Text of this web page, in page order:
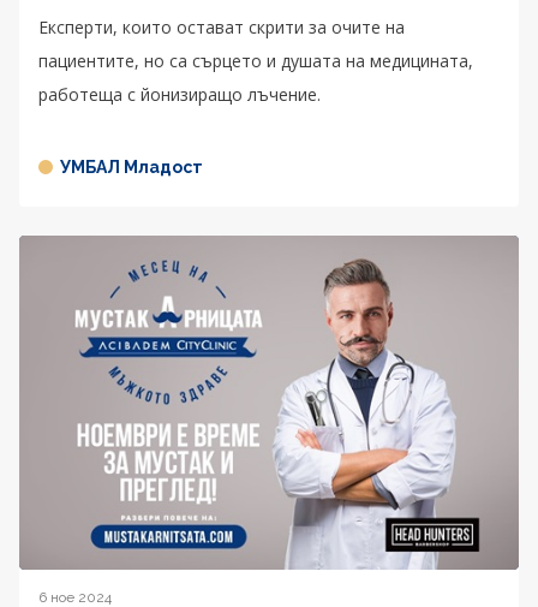
Експерти, които остават скрити за очите на
пациентите, но са сърцето и душата на медицината,
работеща с йонизиращо лъчение.
УМБАЛ Младост
6 ное 2024